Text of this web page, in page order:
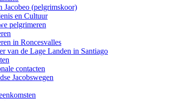
Jacobeo (pelgrimskoor)
en Cultuur
pelgrimeren
in Roncesvalles
van de Lage Landen in Santiago
contacten
Jacobswegen